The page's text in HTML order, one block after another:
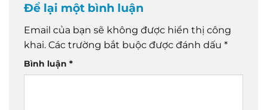
Để lại một bình luận
Email của bạn sẽ không được hiển thị công
khai. Các trường bắt buộc được đánh dấu *
Bình luận *